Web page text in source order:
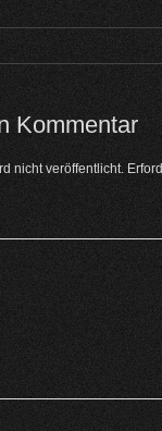
Kommentar
nicht veröffentlicht.